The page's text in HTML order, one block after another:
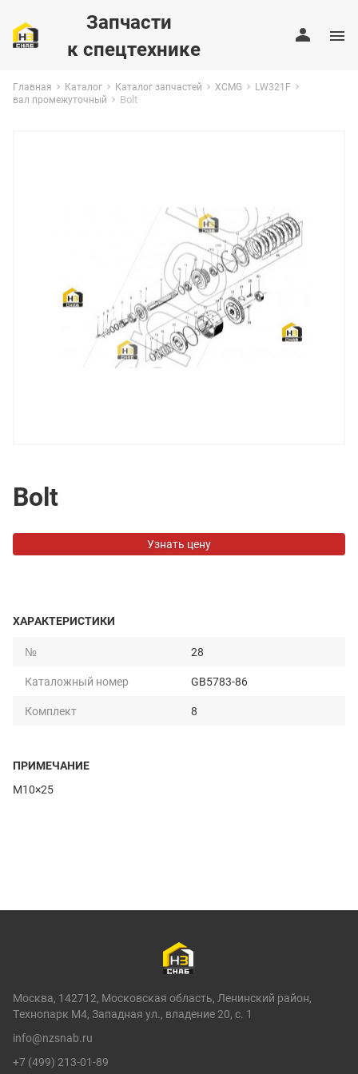
Запчасти
к спецтехнике
Главная Каталог Каталог запчастей XCMG
LW321F
вал промежуточный
Bolt
Bolt
Узнать цену
ХАРАКТЕРИСТИКИ
№
28
Каталожный номер
GB5783-86
Комплект
8
ПРИМЕЧАНИЕ
M10×25
Москва, 142712, Московская область, Ленинский район,
Технопарк М4, Западная ул., владение 20, с. 1
info@nzsnab.ru
+7 (499) 213-01-89